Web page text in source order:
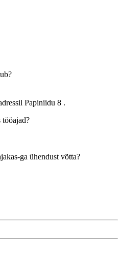
Papiniidu 8 .
tööajad?
ga ühendust võtta?